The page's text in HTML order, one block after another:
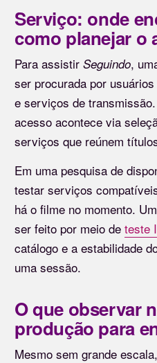
Serviço: onde
como planejar o
Para assistir Seguindo,
ser procurada por
e serviços de
acesso acontece via
serviços que reúnem
Em uma pesquisa de
testar serviços
há o filme no momento.
ser feito por meio de teste
catálogo e a estabilidade
uma sessão.
O que observar
produção para
Mesmo sem grande